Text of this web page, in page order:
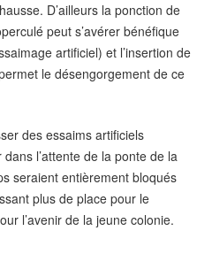
D’ailleurs la ponction de
peut s’avérer bénéfique
artificiel) et l’insertion de
le désengorgement de ce
des essaims artificiels
l’attente de la ponte de la
seraient entièrement bloqués
plus de place pour le
l’avenir de la jeune colonie.